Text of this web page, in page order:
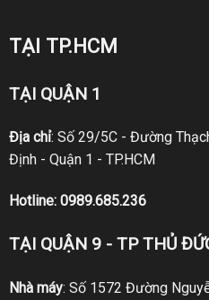
TẠI TP.HCM
TẠI QUẬN 1
Địa chỉ: Số 29/5C - Đường
Định - Quận 1 - TP.HCM
Hotline: 0989.685.236
TẠI QUẬN 9 - TP THỦ
Nhà máy: Số 1572 Đường